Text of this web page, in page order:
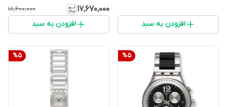
افزودن به سبد
۱۷٬۶۷۰٬۰۰۰ ۱۸٬۶۰۰٬۰۰۰
افزودن به سبد
%5
%5